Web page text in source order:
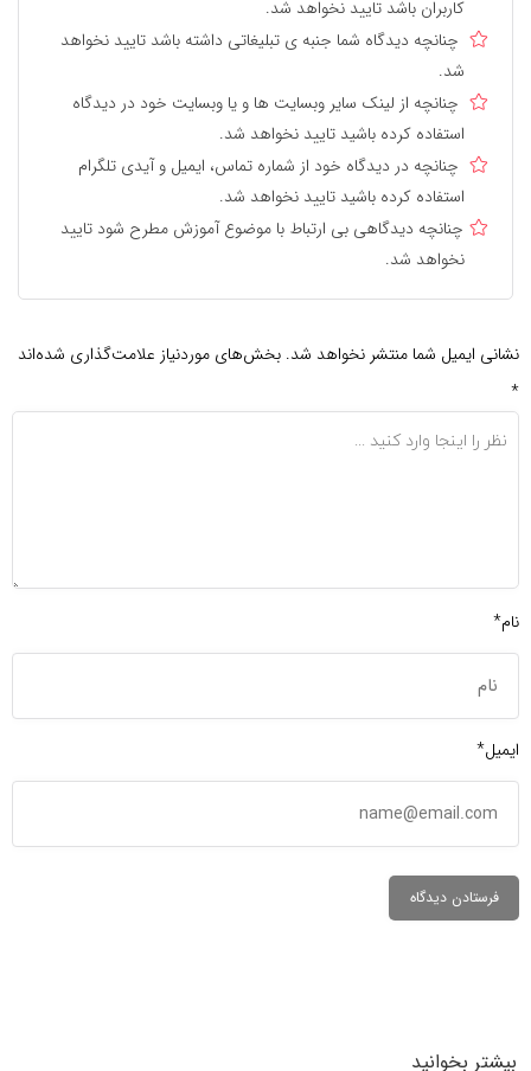
کاربران باشد تایید نخواهد شد.
چنانچه دیدگاه شما جنبه ی تبلیغاتی داشته باشد تایید نخواهد
شد.
چنانچه از لینک سایر وبسایت ها و یا وبسایت خود در دیدگاه
استفاده کرده باشید تایید نخواهد شد.
چنانچه در دیدگاه خود از شماره تماس، ایمیل و آیدی تلگرام
استفاده کرده باشید تایید نخواهد شد.
چنانچه دیدگاهی بی ارتباط با موضوع آموزش مطرح شود تایید
نخواهد شد.
نشانی ایمیل شما منتشر نخواهد شد. بخش‌های موردنیاز علامت‌گذاری شده‌اند
*
نام*
ایمیل*
بیشتر بخوانید